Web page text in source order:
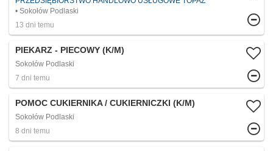
Sokołów Podlaski
13 dni temu
PIEKARZ - PIECOWY (K/M)
Sokołów Podlaski
7 dni temu
POMOC CUKIERNIKA / CUKIERNICZKI (K/M)
Sokołów Podlaski
8 dni temu